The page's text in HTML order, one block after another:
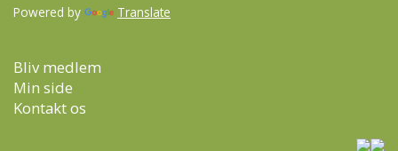
Powered by Translate
Bliv medlem
Min side
Kontakt os